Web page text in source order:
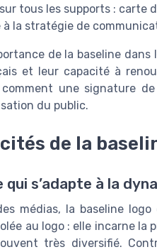
sur tous les supports : carte
à la stratégie de
de la baseline
et leur capacité à
une signature de
du public.
de la
qui s’adapte à la
médias, la baseline
au logo : elle incarne
très diversifié.